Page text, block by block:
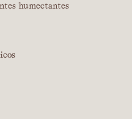
humectantes